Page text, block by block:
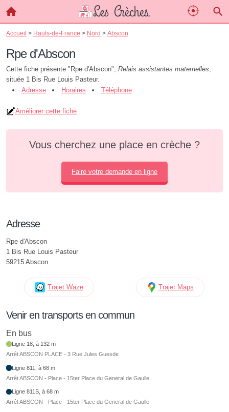
Accueil > Hauts-de-France > Nord > Abscon
Rpe d'Abscon
Cette fiche présente "Rpe d'Abscon", Relais assistantes maternelles,
située 1 Bis Rue Louis Pasteur.
Adresse
Horaires Téléphone
Améliorer cette fiche
Vous cherchez une place en crèche ?
Faire votre demande en ligne
Adresse
Rpe d'Abscon
1 Bis Rue Louis Pasteur
59215 Abscon
Trajet Waze Trajet Maps
Venir en transports en commun
En bus
Ligne 18, à 132 m
Arrêt ABSCON PLACE - 3 Rue Jules Guesde
Ligne 811, à 68 m
Arrêt ABSCON - Place - 15ter Place du General de Gaulle
Ligne 811S, à 68 m
Arrêt ABSCON - Place - 15ter Place du General de Gaulle